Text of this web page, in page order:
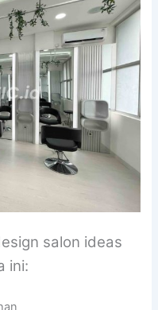
salon ideas
ini: